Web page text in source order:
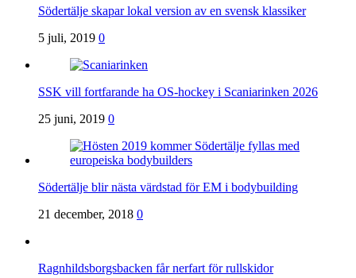
Södertälje skapar lokal version av en svensk klassiker
5 juli, 2019 0
SSK vill fortfarande ha OS-hockey i Scaniarinken 2026
25 juni, 2019 0
Södertälje blir nästa värdstad för EM i bodybuilding
21 december, 2018 0
Ragnhildsborgsbacken får nerfart för rullskidor